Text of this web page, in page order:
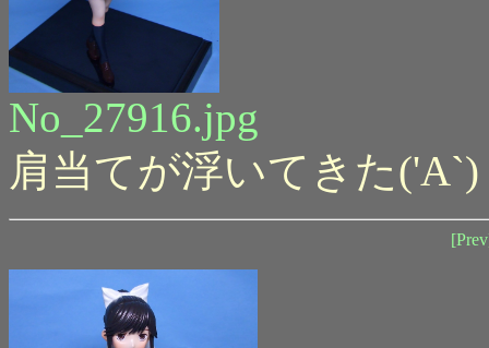
No_27916.jpg
肩当てが浮いてきた('A`)